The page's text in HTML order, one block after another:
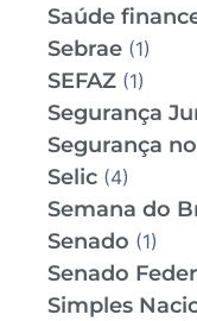
Saúde
Sebrae (1)
SEFAZ (1)
Segurança
Segurança
Selic (4)
Semana do
Senado (1)
Senado
Simples